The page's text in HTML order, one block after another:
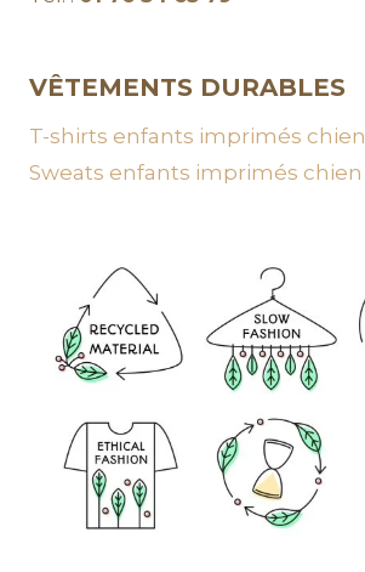
VÊTEMENTS DURABLES
T-shirts enfants imprimés chien
Sweats enfants imprimés chien